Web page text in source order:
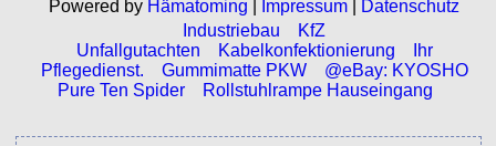
Powered by Hämatoming Impressum
Datenschutz
Industriebau
KfZ
Unfallgutachten
Kabelkonfektionierung
Ihr
Pflegedienst.
Gummimatte PKW
@eBay: KYOSHO
Pure Ten Spider
Rollstuhlrampe Hauseingang